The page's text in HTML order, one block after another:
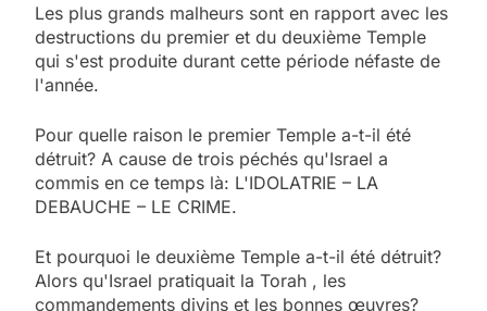
Les plus grands malheurs sont en rapport avec les
destructions du premier et du deuxième Temple
qui s'est produite durant cette période néfaste de
l'année.
Pour quelle raison le premier Temple a-t-il été
détruit? A cause de trois péchés qu'Israel a
commis en ce temps là: L'IDOLATRIE – LA
DEBAUCHE – LE CRIME.
Et pourquoi le deuxième Temple a-t-il été détruit?
Alors qu'Israel pratiquait la Torah , les
commandements divins et les bonnes œuvres?